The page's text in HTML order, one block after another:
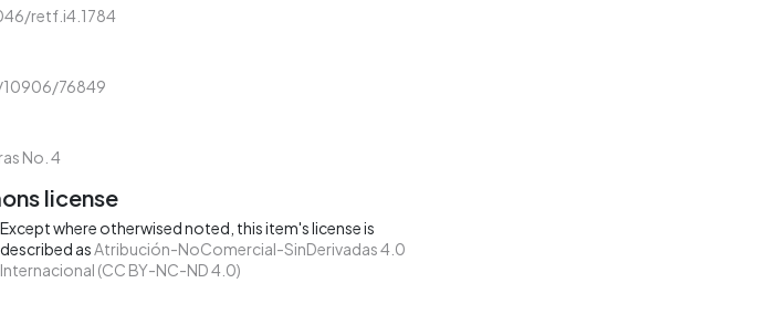
retf.i4.1784
76849
No. 4
license
Except where otherwised noted, this item's license is
described as Atribución-NoComercial-SinDerivadas 4.0
Internacional (CC BY-NC-ND 4.0)